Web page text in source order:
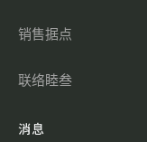
销售据点
联络睦叁
消息